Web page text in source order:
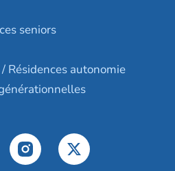
seniors
Résidences autonomie